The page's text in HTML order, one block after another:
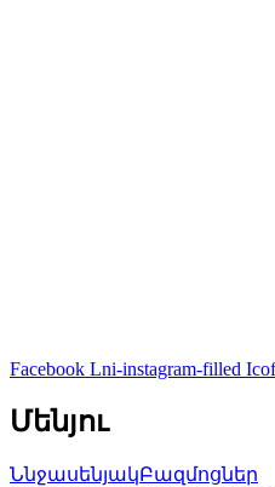
Facebook Lni-instagram-filled
Մենյու
ՆնջասենյակԲազմոցներ